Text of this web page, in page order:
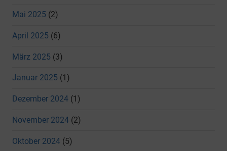
Mai 2025 (2)
April 2025 (6)
März 2025 (3)
Januar 2025 (1)
Dezember 2024 (1)
November 2024 (2)
Oktober 2024 (5)